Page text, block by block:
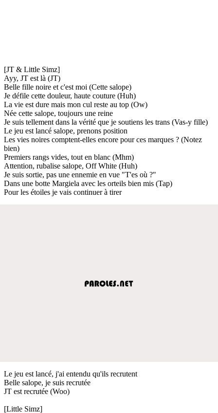
[JT & Little Simz]
Ayy, JT est là (JT)
Belle fille noire et c'est moi (Cette salope)
Je défile cette douleur, haute couture (Huh)
La vie est dure mais mon cul reste au top (Ow)
Née cette salope, toujours une reine
Je suis tellement dans la vérité que je soutiens les trans (Vas-y fille)
Le jeu est lancé salope, prenons position
Les vies noires comptent-elles encore pour ces marques ? (Notez
bien)
Premiers rangs vides, tout en blanc (Mhm)
Attention, rubalise salope, Off White (Huh)
Je suis sortie, pas une ennemie en vue "T'es où ?"
Dans une botte Margiela avec les orteils bien mis (Tap)
Pour les étoiles je vais continuer à tirer
Le jeu est lancé, j'ai entendu qu'ils recrutent
Belle salope, je suis recrutée
JT est recrutée (Woo)
[Little Simz]